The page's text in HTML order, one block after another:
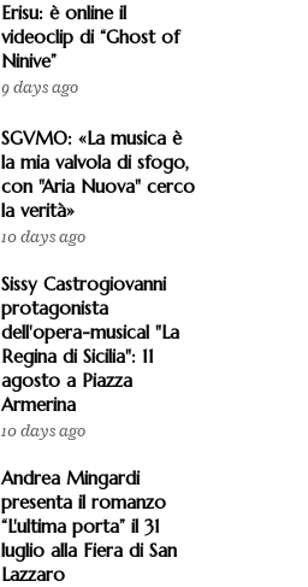
Erisu: è online il
videoclip di “Ghost of
Ninive”
9 days ago
SGVMO: «La musica è
la mia valvola di sfogo,
con "Aria Nuova" cerco
la verità»
10 days ago
Sissy Castrogiovanni
protagonista
dell'opera-musical "La
Regina di Sicilia": 11
agosto a Piazza
Armerina
10 days ago
Andrea Mingardi
presenta il romanzo
“L'ultima porta” il 31
luglio alla Fiera di San
Lazzaro